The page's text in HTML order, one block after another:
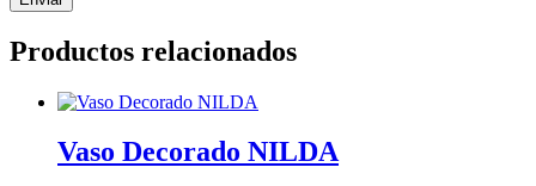
Productos relacionados
Vaso Decorado NILDA